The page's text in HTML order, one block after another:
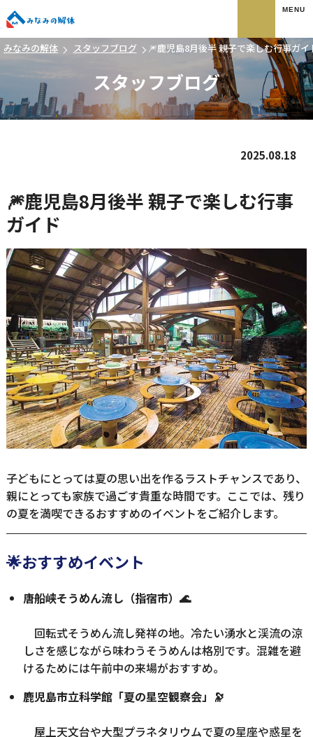
みなみの解体 スタッフブログ 🎆鹿児島8月後半 親子で楽しむ行事ガイ
スタッフブログ
2025.08.18
🎆鹿児島8月後半 親子で楽しむ行事
ガイド
子どもにとっては夏の思い出を作るラストチャンスであり、
親にとっても家族で過ごす貴重な時間です。ここでは、残り
の夏を満喫できるおすすめのイベントをご紹介します。
🌟おすすめイベント
唐船峡そうめん流し（指宿市）🌊
回転式そうめん流し発祥の地。冷たい湧水と渓流の涼
しさを感じながら味わうそうめんは格別です。混雑を避
けるためには午前中の来場がおすすめ。
鹿児島市立科学館「夏の星空観察会」🔭
屋上天文台や大型プラネタリウムで夏の星座や惑星を